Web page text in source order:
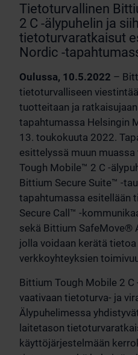
Tietoturvallinen
2 C -älypuhelin ja
tietoturvaratkaisut
Nordic -
Oulussa, 10.5.2022 –
tietoturvalliseen
tuotteitaan ja
tapahtumassa Helsingin
13. toukokuuta 2022.
esittelyssä muun
Tough Mobile™ 2 C -
Bittium Secure Suite™ -
tapahtumassa esitellään
Secure Call™ -
sekä Bittium SafeMove®
jolla voidaan kerätä
verkkoyhteyksien
Bittium Tough Mobile 2
vaativaan tietoturva- ja
Älypuhelimessa
laitetason
käyttöjärjestelmään